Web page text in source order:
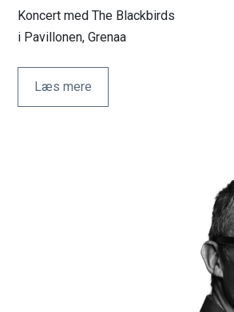
Koncert med The Blackbirds
i Pavillonen, Grenaa
Læs mere